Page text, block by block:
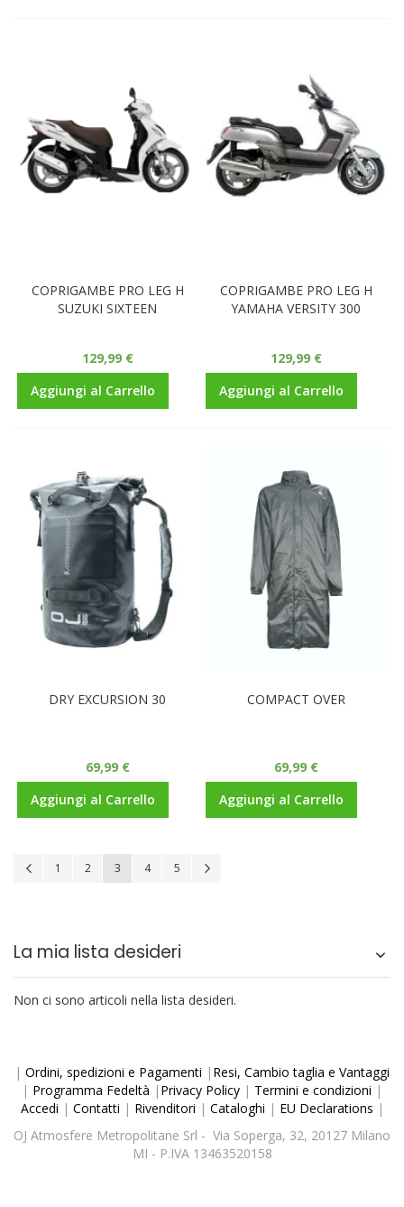
COPRIGAMBE PRO LEG H
SUZUKI SIXTEEN
129,99 €
Aggiungi al Carrello
COPRIGAMBE PRO LEG H
YAMAHA VERSITY 300
129,99 €
Aggiungi al Carrello
DRY EXCURSION 30
69,99 €
Aggiungi al Carrello
COMPACT OVER
69,99 €
Aggiungi al Carrello
PaginaPagina
Precedente
Pagina
1 Pagina
2 Attualmente stai leggendo la pagina
3 Pagina
4 Pagina
5
La mia lista desideri
Non ci sono articoli nella lista desideri.
| Ordini, spedizioni e Pagamenti | Resi, Cambio taglia e Vantaggi
| Programma Fedeltà | Privacy Policy | Termini e condizioni |
Accedi | Contatti | Rivenditori | Cataloghi | EU Declarations |
OJ Atmosfere Metropolitane Srl - Via Soperga, 32, 20127 Milano
MI - P.IVA 13463520158